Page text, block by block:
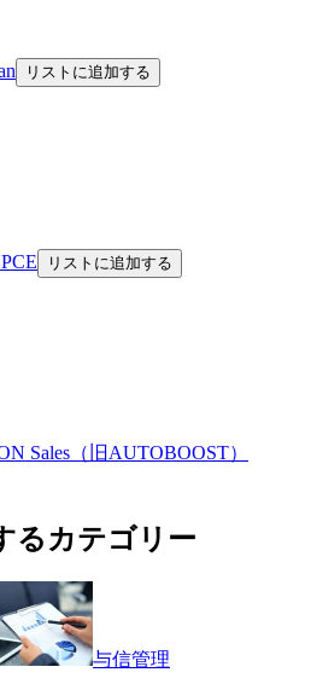
リストに追加する
リストに追加する
Sales（旧AUTOBOOST）
るカテゴリー
与信管理